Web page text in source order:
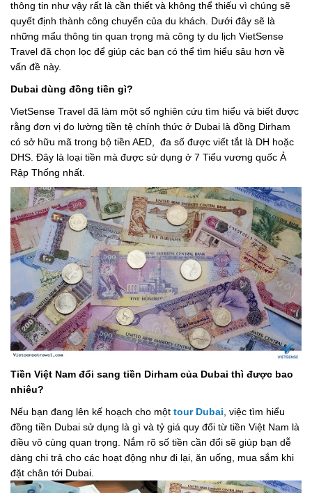
thông tin như vậy rất là cần thiết và không thể thiếu vì chúng sẽ
quyết định thành công chuyến của du khách. Dưới đây sẽ là
những mẩu thông tin quan trọng mà công ty du lịch VietSense
Travel đã chọn lọc để giúp các bạn có thể tìm hiểu sâu hơn về
vấn đề này.
Dubai dùng đồng tiền gì?
VietSense Travel đã làm một số nghiên cứu tìm hiểu và biết được
rằng đơn vị đo lường tiền tệ chính thức ở Dubai là đồng Dirham
có sở hữu mã trong bộ tiền AED, đa số được viết tắt là DH hoặc
DHS. Đây là loại tiền mà được sử dụng ở 7 Tiểu vương quốc Ả
Rập Thống nhất.
Tiền Việt Nam đổi sang tiền Dirham của Dubai thì được bao
nhiêu?
Nếu bạn đang lên kế hoạch cho một tour Dubai , việc tìm hiểu
đồng tiền Dubai sử dụng là gì và tỷ giá quy đổi từ tiền Việt Nam là
điều vô cùng quan trọng. Nắm rõ số tiền cần đổi sẽ giúp bạn dễ
dàng chi trả cho các hoạt động như đi lại, ăn uống, mua sắm khi
đặt chân tới Dubai.